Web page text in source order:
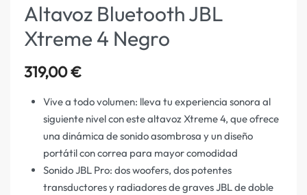
Altavoz Bluetooth JBL
Xtreme 4 Negro
319,00€
Vive a todo volumen: lleva tu experiencia sonora al
siguiente nivel con este altavoz Xtreme 4, que ofrece
una dinámica de sonido asombrosa y un diseño
portátil con correa para mayor comodidad
Sonido JBL Pro: dos woofers, dos potentes
transductores y radiadores de graves JBL de doble